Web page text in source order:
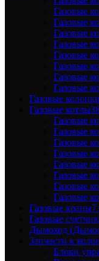
Газовые
Газовые
Газовые
Газовые
Газовые
Газовые
Газовые
Газовые
Газовые
Газовые котлы
Газовые
Газовые
Газовые
Газовые
Газовые
Газовые
Газовые
Газовые
Газовые краны7
Газовые
Дымоход
Запчасти к
Блоки